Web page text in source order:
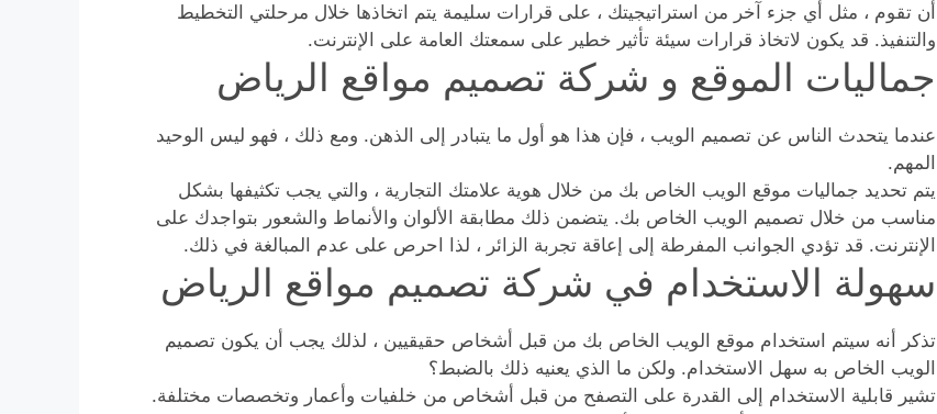
أن تقوم ، مثل أي جزء آخر من استراتيجيتك ، على قرارات سليمة يتم اتخاذها خلال مرحلتي التخطيط
والتنفيذ. قد يكون لاتخاذ قرارات سيئة تأثير خطير على سمعتك العامة على الإنترنت.
جماليات الموقع و شركة تصميم مواقع الرياض
عندما يتحدث الناس عن تصميم الويب ، فإن هذا هو أول ما يتبادر إلى الذهن. ومع ذلك ، فهو ليس الوحيد
المهم.
يتم تحديد جماليات موقع الويب الخاص بك من خلال هوية علامتك التجارية ، والتي يجب تكثيفها بشكل
مناسب من خلال تصميم الويب الخاص بك. يتضمن ذلك مطابقة الألوان والأنماط والشعور بتواجدك على
الإنترنت. قد تؤدي الجوانب المفرطة إلى إعاقة تجربة الزائر ، لذا احرص على عدم المبالغة في ذلك.
سهولة الاستخدام في شركة تصميم مواقع الرياض
تذكر أنه سيتم استخدام موقع الويب الخاص بك من قبل أشخاص حقيقيين ، لذلك يجب أن يكون تصميم
الويب الخاص به سهل الاستخدام. ولكن ما الذي يعنيه ذلك بالضبط؟
تشير قابلية الاستخدام إلى القدرة على التصفح من قبل أشخاص من خلفيات وأعمار وتخصصات مختلفة.